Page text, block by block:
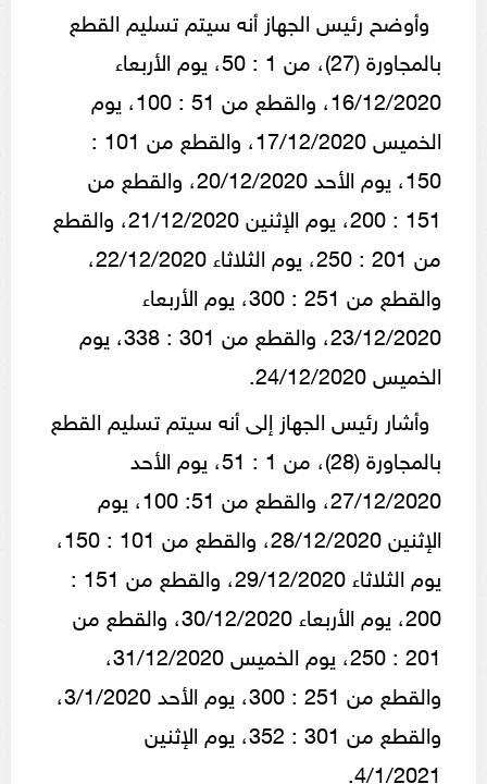
وأوضح رئيس الجهاز أنه سيتم تسليم القطع
بالمجاورة (27)، من 1 : 50، يوم الأربعاء
16/12/2020، والقطع من 51 : 100، يوم
الخميس 17/12/2020، والقطع من 101 :
150، يوم الأحد 20/12/2020، والقطع من
151 : 200، يوم الإثنين 21/12/2020، والقطع
من 201 : 250، يوم الثلاثاء 22/12/2020،
والقطع من 251 : 300، يوم الأربعاء
23/12/2020، والقطع من 301 : 338، يوم
الخميس 24/12/2020.
وأشار رئيس الجهاز إلى أنه سيتم تسليم القطع
بالمجاورة (28)، من 1 : 51، يوم الأحد
27/12/2020، والقطع من 51: 100، يوم
الإثنين 28/12/2020، والقطع من 101 : 150،
يوم الثلاثاء 29/12/2020، والقطع من 151 :
200، يوم الأربعاء 30/12/2020، والقطع من
201 : 250، يوم الخميس 31/12/2020،
والقطع من 251 : 300، يوم الأحد 3/1/2020،
والقطع من 301 : 352، يوم الإثنين
4/1/2021.